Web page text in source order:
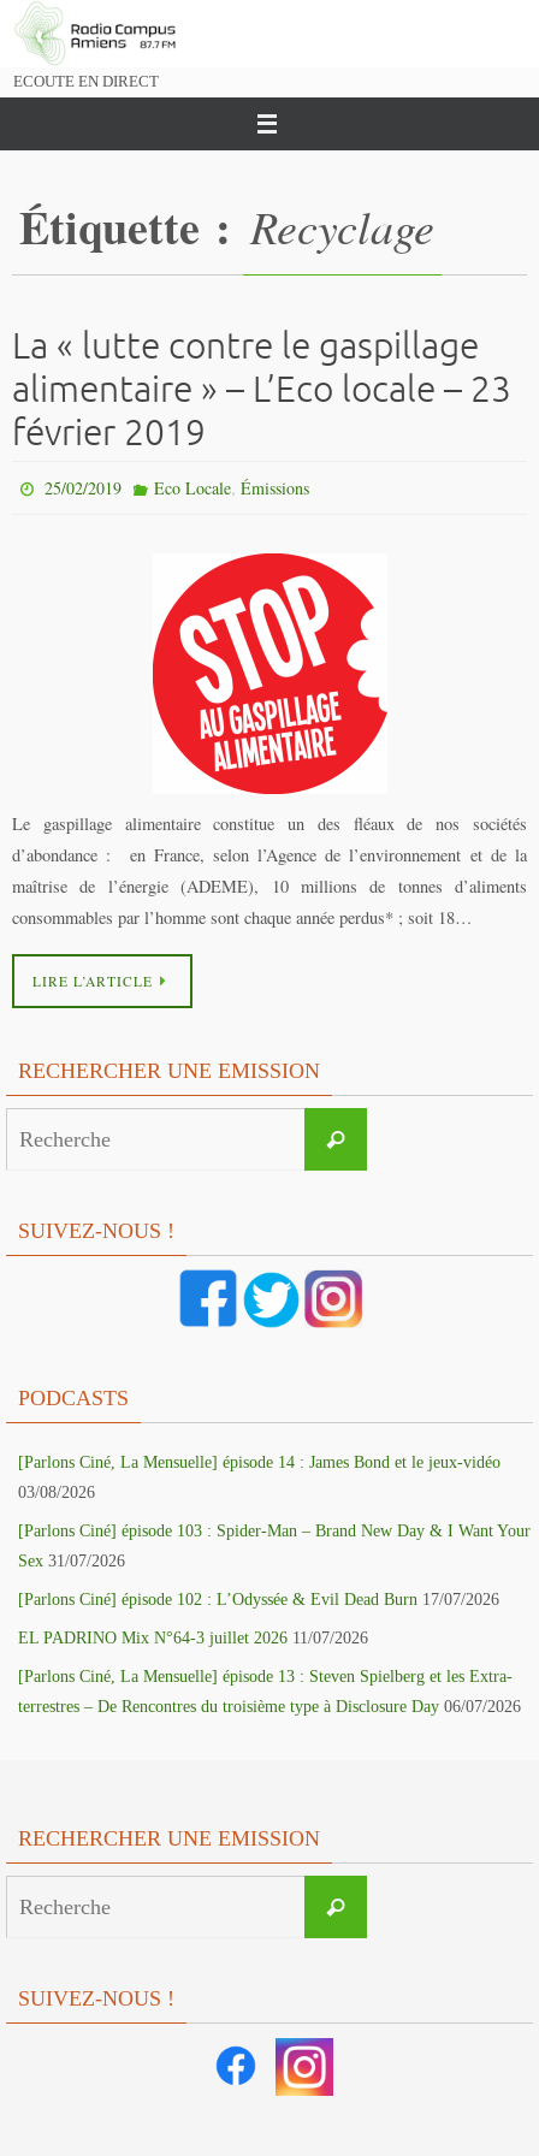
Passer
vers
ECOUTE EN DIRECT
Étiquette : Recyclage
La « lutte contre le gaspillage
alimentaire » – L’Eco locale – 23
février 2019
25/02/2019 Eco Locale, Émissions
Le gaspillage alimentaire constitue un des fléaux de nos sociétés
d’abondance : en France, selon l’Agence de l’environnement et de la
maîtrise de l’énergie (ADEME), 10 millions de tonnes d’aliments
consommables par l’homme sont chaque année perdus* ; soit 18…
LIRE L’ARTICLE
RECHERCHER UNE EMISSION
Recherche
SUIVEZ-NOUS !
PODCASTS
[Parlons Ciné, La Mensuelle] épisode 14 : James Bond et le jeux-vidéo
03/08/2026
[Parlons Ciné] épisode 103 : Spider-Man – Brand New Day & I Want Your
Sex 31/07/2026
[Parlons Ciné] épisode 102 : L’Odyssée & Evil Dead Burn 17/07/2026
EL PADRINO Mix N°64-3 juillet 2026 11/07/2026
[Parlons Ciné, La Mensuelle] épisode 13 : Steven Spielberg et les Extra-
terrestres – De Rencontres du troisième type à Disclosure Day 06/07/2026
RECHERCHER UNE EMISSION
Recherche
SUIVEZ-NOUS !